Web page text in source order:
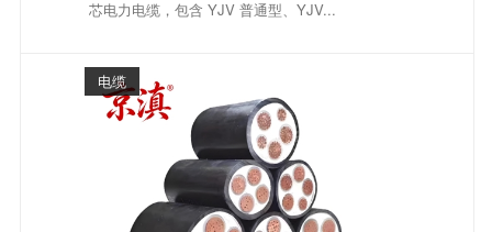
芯电力电缆，包含 YJV 普通型、YJV...
电缆